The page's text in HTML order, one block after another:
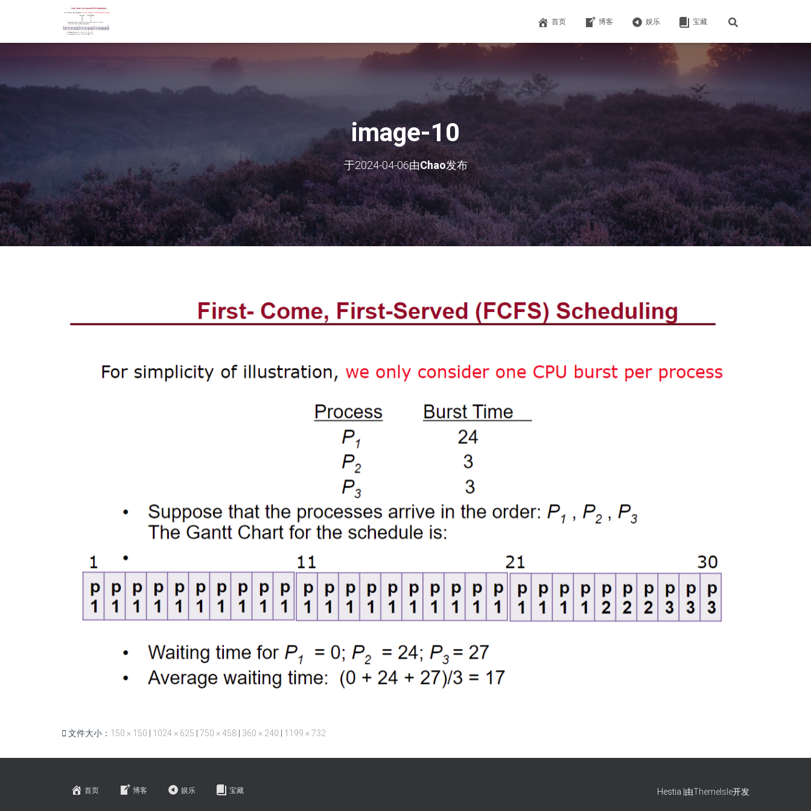
首页 博客 娱乐 宝藏
image-10
于2024-04-06由Chao发布
文件大小： 150 × 150 1024 × 625 750 × 458 360 × 240 1199 × 732
首页 博客 娱乐 宝藏 Hestia |由ThemeIsle开发